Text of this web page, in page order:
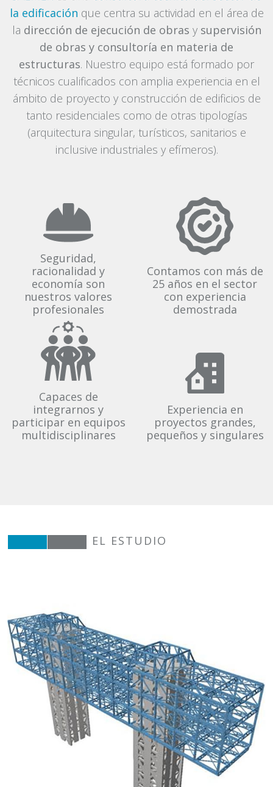
la edificación que centra su actividad en el área de
la dirección de ejecución de obras y supervisión
de obras y consultoría en materia de
estructuras. Nuestro equipo está formado por
técnicos cualificados con amplia experiencia en el
ámbito de proyecto y construcción de edificios de
tanto residenciales como de otras tipologías
(arquitectura singular, turísticos, sanitarios e
inclusive industriales y efímeros).
Seguridad,
racionalidad y
economía son
nuestros valores
profesionales
Contamos con más de
25 años en el sector
con experiencia
demostrada
Capaces de
integrarnos y
participar en equipos
multidisciplinares
Experiencia en
proyectos grandes,
pequeños y singulares
EL ESTUDIO